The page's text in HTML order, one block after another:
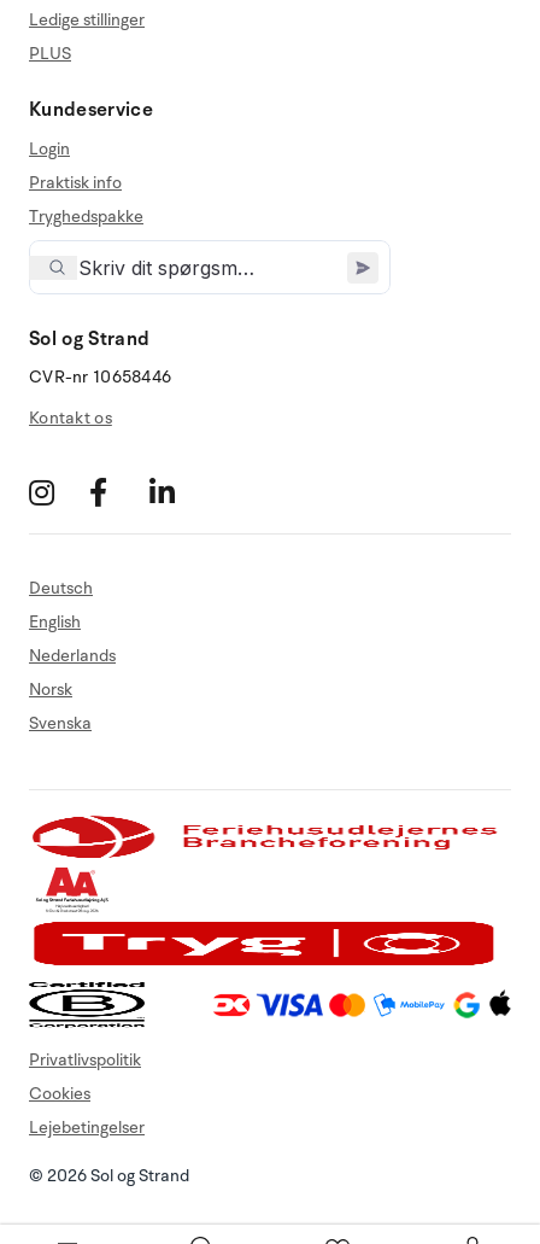
Ledige stillinger
PLUS
Kundeservice
Login
Praktisk info
Tryghedspakke
Sol og Strand
CVR-nr 10658446
Kontakt os
Deutsch
English
Nederlands
Norsk
Svenska
© 2026 Sol og Strand
Privatlivspolitik
Cookies
Lejebetingelser